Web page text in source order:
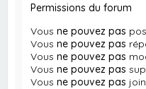
Permissions du forum
Vousne pouvez pas
Vousne pouvez pas
Vousne pouvez pas
Vousne pouvez pas
Vousne pouvez pas